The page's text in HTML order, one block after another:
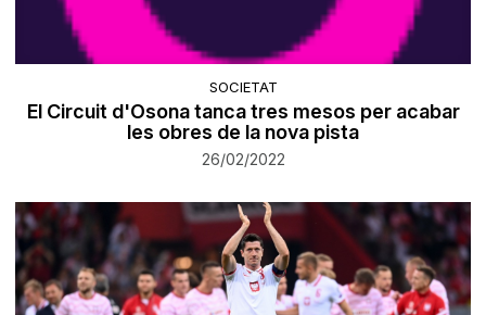
SOCIETAT
​El Circuit d'Osona tanca tres mesos per acabar
les obres de la nova pista
26/02/2022